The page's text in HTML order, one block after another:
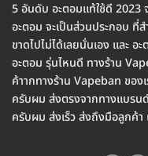
5 อันดับ อะตอมแท้ใช้ดี 2023
อะตอม จะเป็นส่วนประกอบ ที่
ขาดไปไม่ได้เลยนั่นเอง และ อ
อะตอม รุ่นไหนดี ทางร้าน
ค้าากทางร้าน Vapeban ขอ
ครับผม ส่งตรงจากทางแบรน
ครับผม ส่งเร็ว ส่งถึงมือลูกค้